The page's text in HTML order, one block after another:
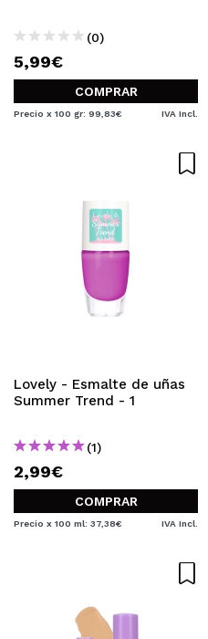
(0)
5,99€
COMPRAR
Precio x 100 gr: 99,83€ IVA Incl.
Lovely - Esmalte de uñas
Summer Trend - 1
(1)
2,99€
COMPRAR
Precio x 100 ml: 37,38€ IVA Incl.